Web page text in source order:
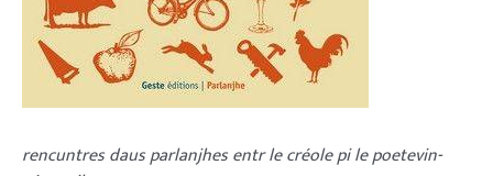
rencuntres daus parlanjhes entr le créole pi le poetevin-